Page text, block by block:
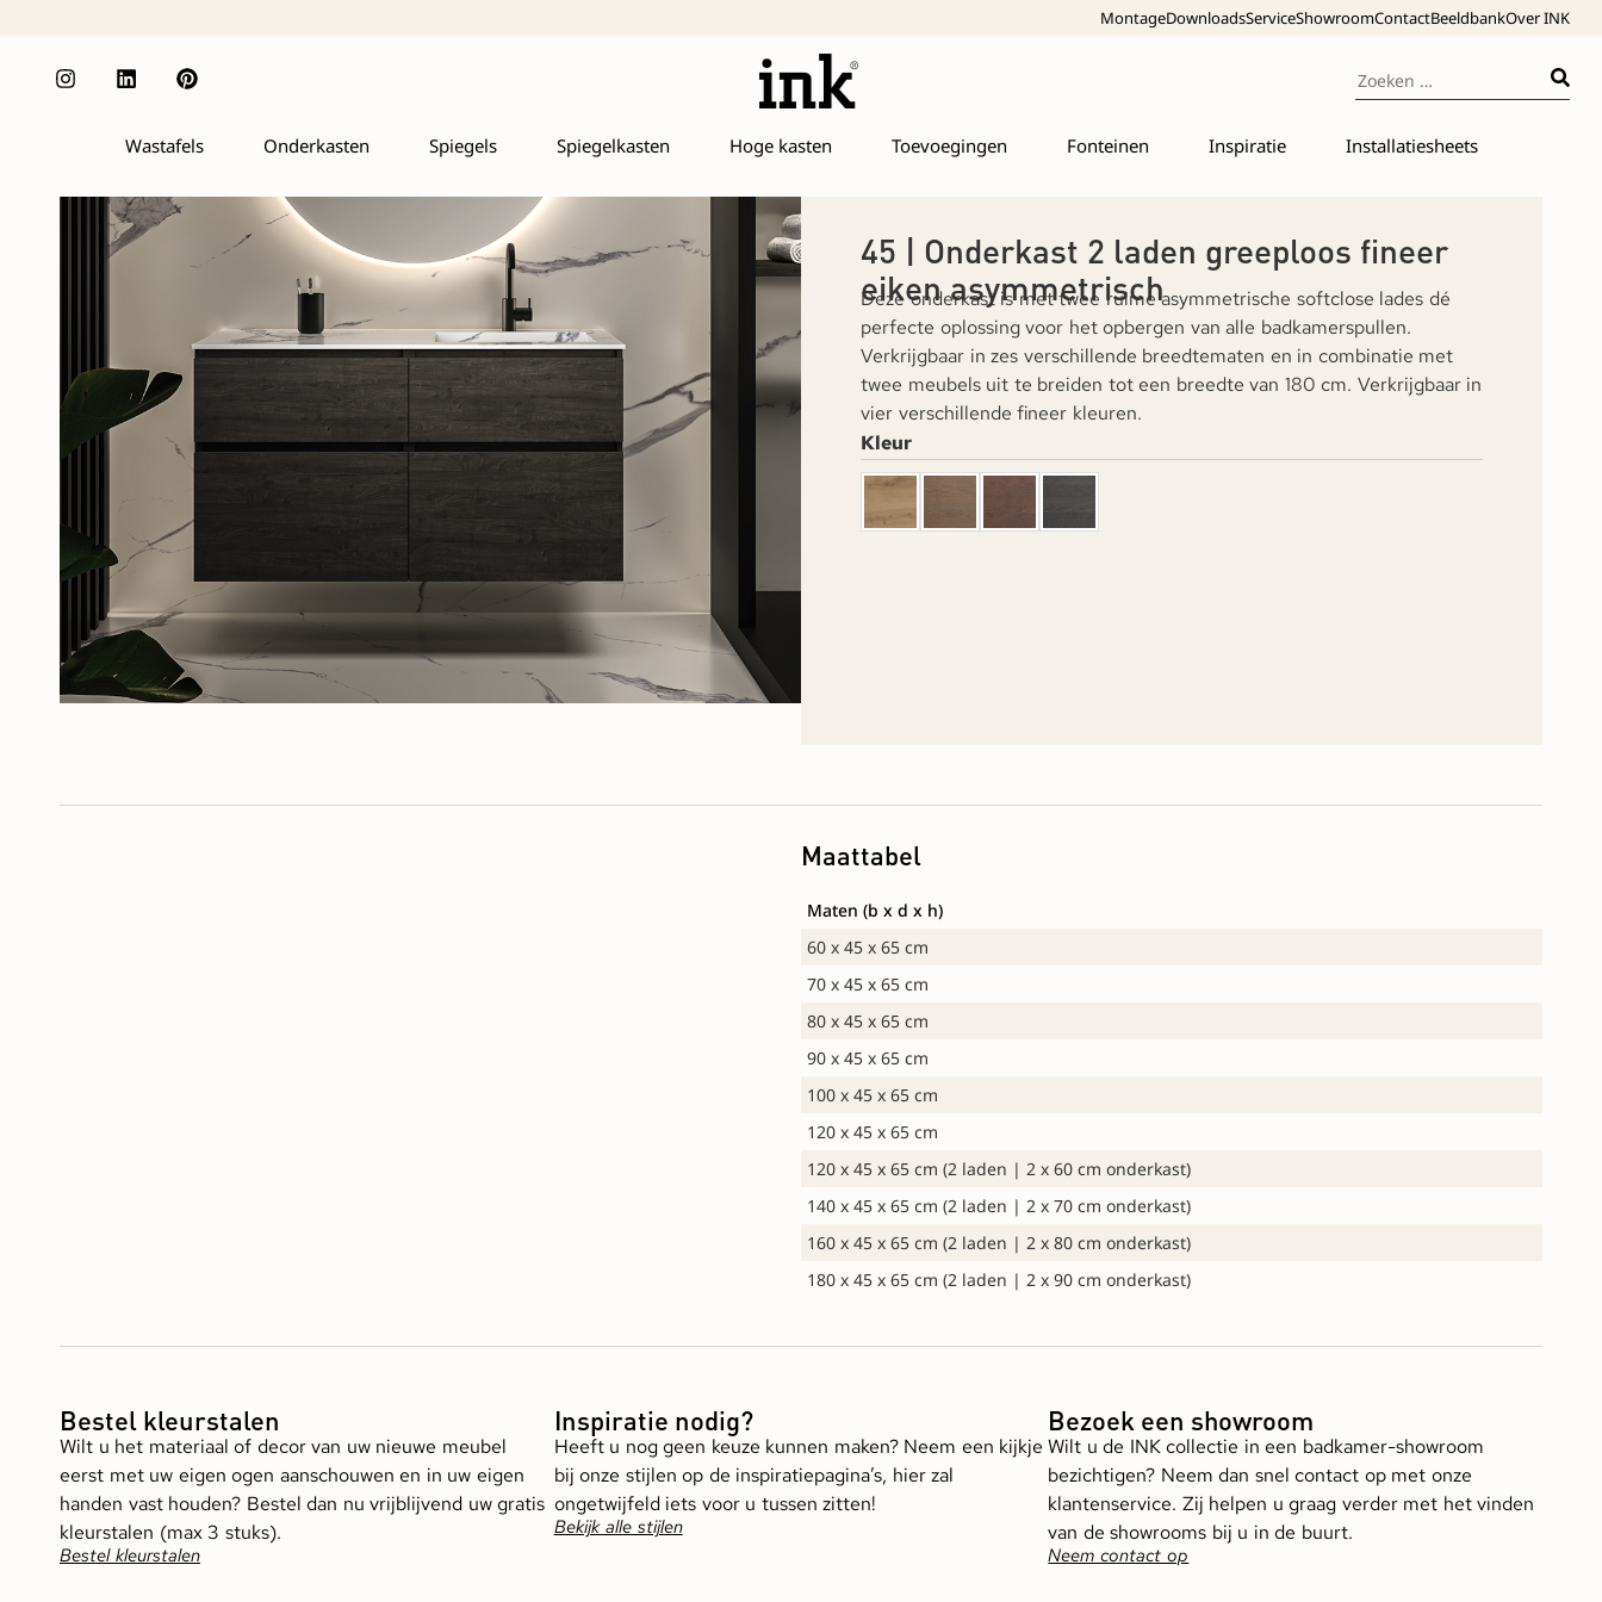
MontageDownloadsServiceShowroomContactBeeldbankOver INK
Wastafels Onderkasten Spiegels Spiegelkasten Hoge kasten Toevoegingen Fonteinen Inspiratie Installatiesheets
45 | Onderkast 2 laden greeploos fineer
eiken asymmetrisch
Deze onderkast is met twee ruime asymmetrische softclose lades dé
perfecte oplossing voor het opbergen van alle badkamerspullen.
Verkrijgbaar in zes verschillende breedtematen en in combinatie met
twee meubels uit te breiden tot een breedte van 180 cm. Verkrijgbaar in
vier verschillende fineer kleuren.
Kleur
Maattabel
Maten (b x d x h)
60 x 45 x 65 cm
70 x 45 x 65 cm
80 x 45 x 65 cm
90 x 45 x 65 cm
100 x 45 x 65 cm
120 x 45 x 65 cm
120 x 45 x 65 cm (2 laden | 2 x 60 cm onderkast)
140 x 45 x 65 cm (2 laden | 2 x 70 cm onderkast)
160 x 45 x 65 cm (2 laden | 2 x 80 cm onderkast)
180 x 45 x 65 cm (2 laden | 2 x 90 cm onderkast)
Bestel kleurstalen
Wilt u het materiaal of decor van uw nieuwe meubel
eerst met uw eigen ogen aanschouwen en in uw eigen
handen vast houden? Bestel dan nu vrijblijvend uw gratis
kleurstalen (max 3 stuks).
Bestel kleurstalen
Inspiratie nodig?
Heeft u nog geen keuze kunnen maken? Neem een kijkje
bij onze stijlen op de inspiratiepagina’s, hier zal
ongetwijfeld iets voor u tussen zitten!
Bekijk alle stijlen
Bezoek een showroom
Wilt u de INK collectie in een badkamer-showroom
bezichtigen? Neem dan snel contact op met onze
klantenservice. Zij helpen u graag verder met het vinden
van de showrooms bij u in de buurt.
Neem contact op